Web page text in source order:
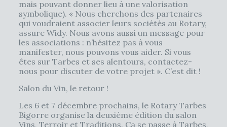
mais pouvant donner lieu à une valorisation
symbolique). « Nous cherchons des partenaires
qui voudraient associer leurs sociétés au Rotary,
assure Widy. Nous avons aussi un message pour
les associations : n’hésitez pas à vous
manifester, nous pouvons vous aider. Si vous
êtes sur Tarbes et ses alentours, contactez-
nous pour discuter de votre projet ». C’est dit !
Salon du Vin, le retour !
Les 6 et 7 décembre prochains, le Rotary Tarbes
Bigorre organise la deuxième édition du salon
Vins, Terroir et Traditions. Ça se passe à Tarbes,